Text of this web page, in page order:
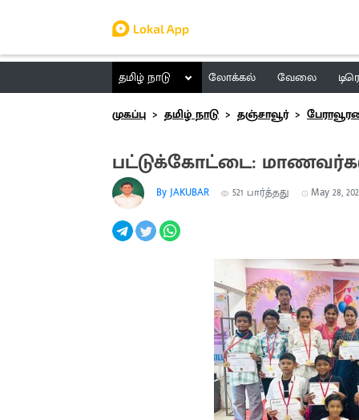
தமிழ் நாடு லோக்கல் வேலை
முகப்பு
தமிழ் நாடு தஞ்சாவூர்
பட்டுக்கோட்டை:
By JAKUBAR 521 பார்த்தது May 28,